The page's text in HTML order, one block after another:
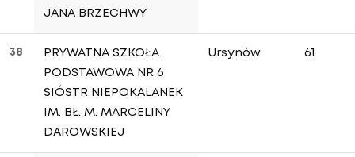
JANA BRZECHWY
38
PRYWATNA SZKOŁA
PODSTAWOWA NR 6
SIÓSTR NIEPOKALANEK
IM. BŁ. M. MARCELINY
DAROWSKIEJ
Ursynów 61